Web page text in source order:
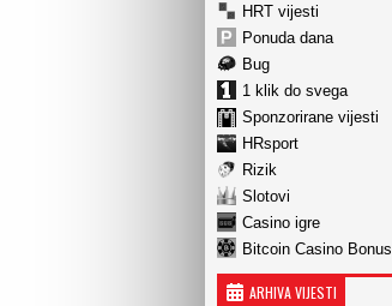
HRT vijesti
Ponuda dana
Bug
1 klik do svega
Sponzorirane vijesti
HRsport
Rizik
Slotovi
Casino igre
Bitcoin Casino Bonus
ARHIVA VIJESTI